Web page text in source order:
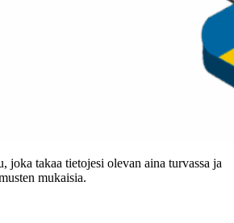
joka takaa tietojesi olevan aina turvassa ja
mukaisia.